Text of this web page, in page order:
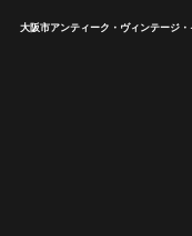
大阪市アンティーク・ヴィンテージ